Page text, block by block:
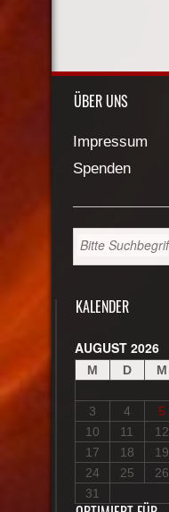
ÜBER UNS
Impressum
Spenden
KALENDER
AUGUST 2026
M D M
3
4 5
10
11 12
17
18 19
24
25 26
31